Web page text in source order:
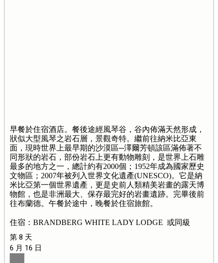
早餐於住宿酒店。餐後途經風琴谷，谷內佈滿天然形成，
狀似大型風琴之岩石層，景觀奇特。繼前往納米比亞東
面，現時世界上最早期的沙漠區─澤爾芳頓該區滿佈著不
同形狀的岩石，部份岩石上更有動物雕刻，是世界上石雕
最多的地方之一，總計約有2000個；1952年成為國家歷史
文物區；2007年被列入世界文化遺產(UNESCO)。它是納
米比亞第一個世界遺產，更是史前人類精美岩畫的露天博
物館，也是非洲最大、保存最完好的岩畫遺跡。完畢後前
往布蘭德。午餐於途中，晚餐於住宿旅館。
住宿：BRANDBERG WHITE LADY LODGE 或同級
第 8 天
6 月 16 日